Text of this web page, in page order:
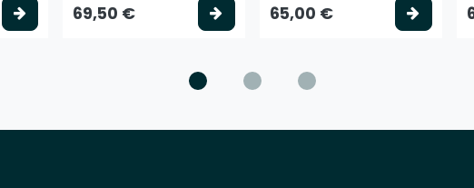
Valitse vaihtoehto
69,50 € Valitse vaihtoehto
65,00 €